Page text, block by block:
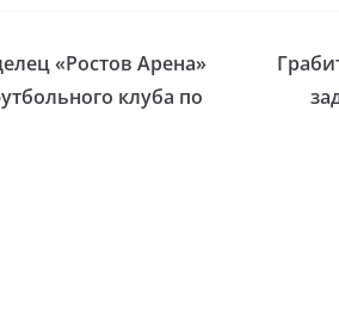
«Ростов Арена»
клуба по